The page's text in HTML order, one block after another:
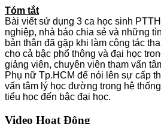
Tóm tắt
Bài viết sử dụng 3 ca học sinh
nghiệp, nhà báo chia sẻ và những
bản thân đã gặp khi làm công tác
cho cả bậc phổ thông và đại học
giảng viên, chuyên viên tham vấn
Phụ nữ Tp.HCM để nói lên sự cấp
vấn tâm lý học đường trong hệ
tiểu học đến bậc đại học.
Video Hoạt Động